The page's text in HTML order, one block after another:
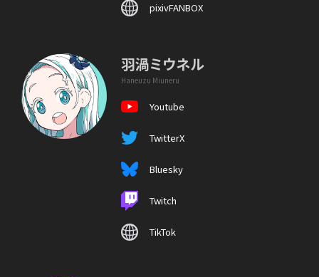
pixivFANBOX
羽渦ミウネル
Haneuzu Miuneru
Youtube
TwitterX
Bluesky
Twitch
TikTok